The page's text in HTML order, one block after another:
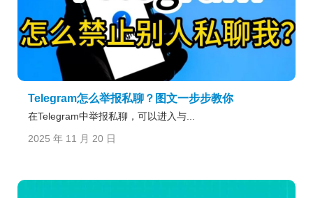
Telegram怎么举报私聊？图文一步步教你
在Telegram中举报私聊，可以进入与...
2025 年 11 月 20 日